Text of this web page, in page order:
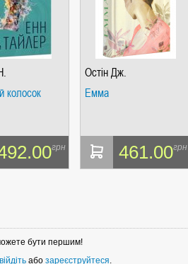
колосок
грн
Остін Дж.
Емма
461.00грн
бути першим!
або зареєструйтеся.